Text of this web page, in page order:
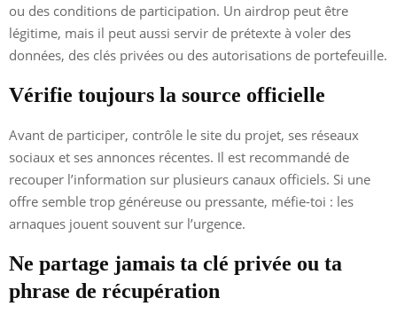
ou des conditions de participation. Un airdrop peut être
légitime, mais il peut aussi servir de prétexte à voler des
données, des clés privées ou des autorisations de portefeuille.
Vérifie toujours la source officielle
Avant de participer, contrôle le site du projet, ses réseaux
sociaux et ses annonces récentes. Il est recommandé de
recouper l’information sur plusieurs canaux officiels. Si une
offre semble trop généreuse ou pressante, méfie-toi : les
arnaques jouent souvent sur l’urgence.
Ne partage jamais ta clé privée ou ta
phrase de récupération